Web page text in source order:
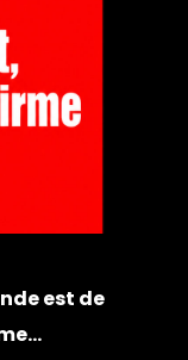
est de